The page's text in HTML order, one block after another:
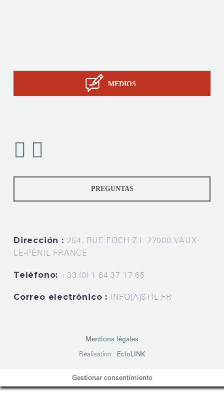
MEDIOS
PREGUNTAS
Dirección : 254, RUE FOCH Z.I. 77000 VAUX-
LE-PÉNIL FRANCE
Teléfono: +33 (0) 1 64 37 17 65
Correo electrónico : INFO[A]STIL.FR
Mentions légales
Réalisation : EcloLINK
Gestionar consentimiento